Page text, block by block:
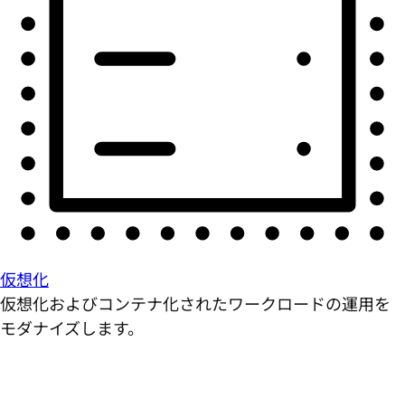
仮想化
仮想化およびコンテナ化されたワークロードの運用を
モダナイズします。